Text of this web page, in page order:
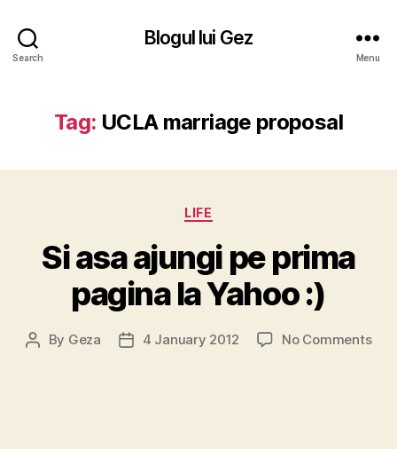
Search
Blogul lui Gez
Menu
Tag: UCLA marriage proposal
Categories
LIFE
Si asa ajungi pe prima
pagina la Yahoo :)
Post
By Geza
Post4 January 2012 No Commentson